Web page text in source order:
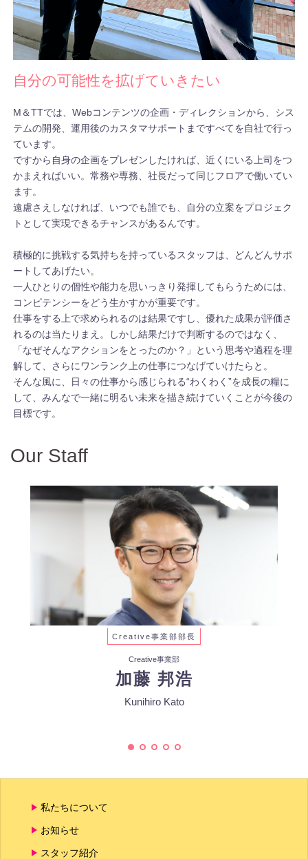
自分の可能性を拡げていきたい
M＆TTでは、Webコンテンツの企画・ディレクションから、シス
テムの開発、運用後のカスタマサポートまですべてを自社で行っ
ています。
ですから自身の企画をプレゼンしたければ、近くにいる上司をつ
かまえればいい。常務や専務、社長だって同じフロアで働いてい
ます。
遠慮さえしなければ、いつでも誰でも、自分の立案をプロジェク
トとして実現できるチャンスがあるんです。
積極的に挑戦する気持ちを持っているスタッフは、どんどんサポ
ートしてあげたい。
一人ひとりの個性や能力を思いっきり発揮してもらうためには、
コンピテンシーをどう生かすかが重要です。
仕事をする上で求められるのは結果ですし、優れた成果が評価さ
れるのは当たりまえ。しかし結果だけで判断するのではなく、
「なぜそんなアクションをとったのか？」という思考や過程を理
解して、さらにワンランク上の仕事につなげていけたらと。
そんな風に、日々の仕事から感じられる“わくわく”を成長の糧に
して、みんなで一緒に明るい未来を描き続けていくことが今後の
目標です。
Our Staff
Creative事業部部長
Creative事業部
加藤 邦浩
Kunihiro Kato
私たちについて
お知らせ
スタッフ紹介